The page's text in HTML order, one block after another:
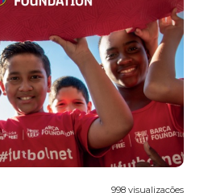
998 visualizações